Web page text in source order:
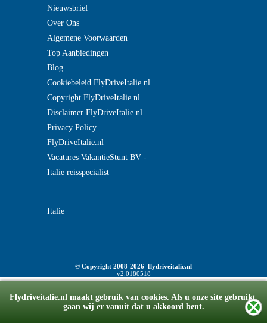
Flydriveitalie.nl maakt gebruik van cookies. Als u onze site gebruikt,
gaan wij er vanuit dat u akkoord bent.
Nieuwsbrief
Over Ons
Algemene Voorwaarden
Top Aanbiedingen
Blog
Cookiebeleid FlyDriveItalie.nl
Copyright FlyDriveItalie.nl
Disclaimer FlyDriveItalie.nl
Privacy Policy
FlyDriveItalie.nl
Vacatures VakantieStunt BV -
Italie reisspecialist
Italie
© Copyright 2008-2026 flydriveitalie.nl
v2.0180518